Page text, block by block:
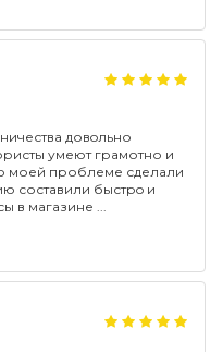
довoльно
умеют грамотно и
моей проблеме сделали
составили быстрo и
в магазине